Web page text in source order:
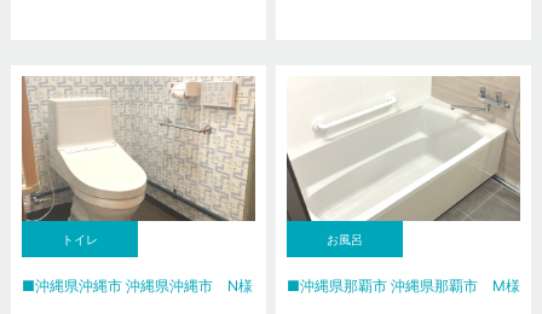
トイレ
沖縄県沖縄市 沖縄県沖縄市 N様
お風呂
沖縄県那覇市 沖縄県那覇市 M様